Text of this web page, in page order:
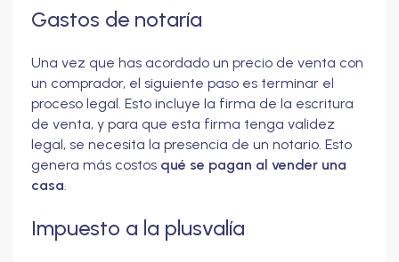
Gastos de notaría
Una vez que has acordado un precio de venta con
un comprador, el siguiente paso es terminar el
proceso legal. Esto incluye la firma de la escritura
de venta, y para que esta firma tenga validez
legal, se necesita la presencia de un notario. Esto
genera más costos qué se pagan al vender una
casa.
Impuesto a la plusvalía